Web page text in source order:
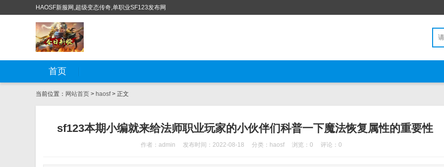
HAOSF新服网,超级变态传奇,单职业SF123发布网
首页
当前位置： 网站首页 > haosf> 正文
sf123本期小编就来给法师职业玩家的小伙伴们科普一下魔法恢复属性的重要性
作者：admin 发布时间：2022-08-18 分类： haosf 浏览：0 评论：0